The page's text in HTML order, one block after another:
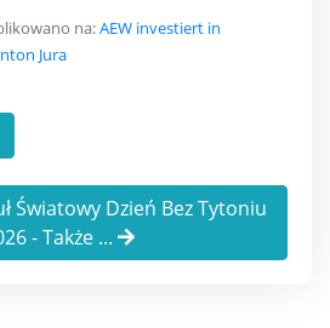
na:AEW investiert in
Jura
Światowy Dzień Bez Tytoniu
- Także ...